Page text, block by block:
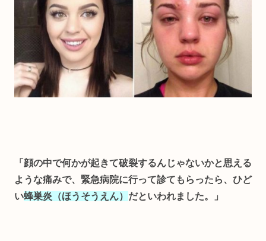
「顔の中で何かが起きて破裂するんじゃないかと思える
ような痛みで、緊急病院に行って診てもらったら、ひど
い蜂巣炎（ほうそうえん） だといわれました。」